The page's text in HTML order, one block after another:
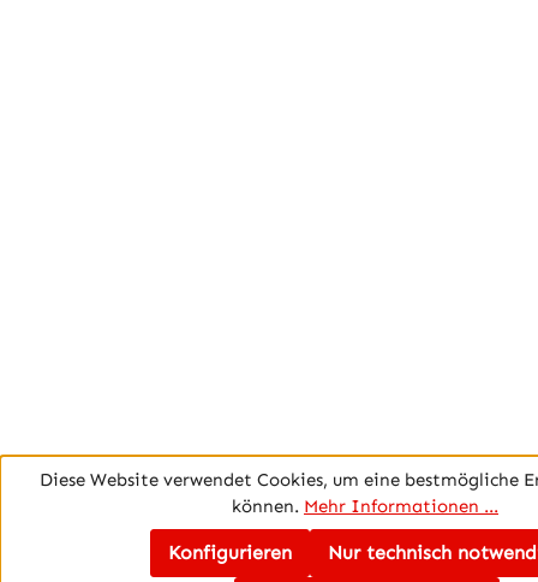
Diese Website verwendet Cookies, um eine bestmögliche
können. Mehr Informationen ...
Nur technisch
Konfigurieren